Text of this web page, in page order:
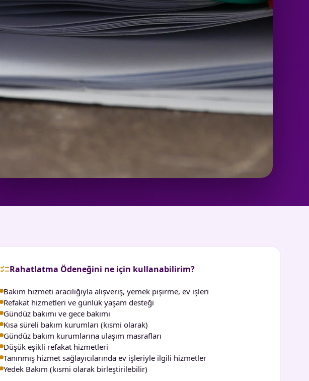
checklistRahatlatma Ödeneğini ne için kullanabilirim?
Bakım hizmeti aracılığıyla alışveriş, yemek pişirme, ev işleri
Refakat hizmetleri ve günlük yaşam desteği
Gündüz bakımı ve gece bakımı
Kısa süreli bakım kurumları (kısmi olarak)
Gündüz bakım kurumlarına ulaşım masrafları
Düşük eşikli refakat hizmetleri
Tanınmış hizmet sağlayıcılarında ev işleriyle ilgili hizmetler
Yedek Bakım (kısmi olarak birleştirilebilir)